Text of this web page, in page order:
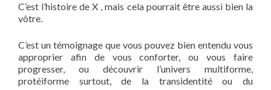
C’est l’histoire de X , mais cela pourrait être aussi bien la
vôtre.
C’est un témoignage que vous pouvez bien entendu vous
approprier afin de vous conforter, ou vous faire
progresser, ou découvrir l’univers multiforme,
protéiforme surtout, de la transidentité ou du